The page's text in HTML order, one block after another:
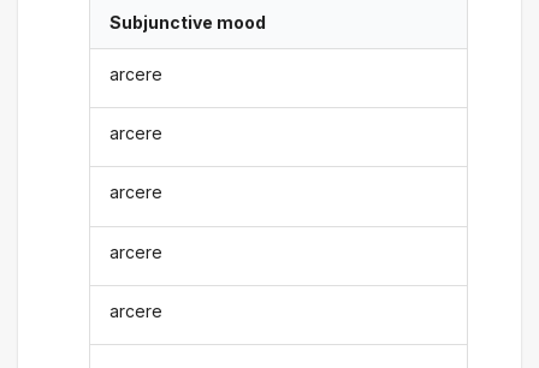
Subjunctive mood
arcere
arcere
arcere
arcere
arcere